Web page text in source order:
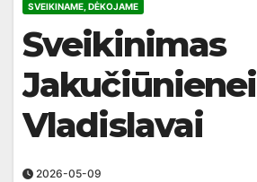
SVEIKINAME, DĖKOJAME
Sveikinimas
Jakučiūnienei
Vladislavai
2026-05-09